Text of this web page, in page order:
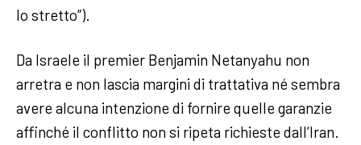
lo stretto”).
Da Israele il premier Benjamin Netanyahu non
arretra e non lascia margini di trattativa né sembra
avere alcuna intenzione di fornire quelle garanzie
affinché il conflitto non si ripeta richieste dall’Iran.